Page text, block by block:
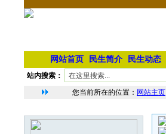
网站首页 民生简介 民生动态
站内搜索：
您当前所在的位置： 网站主页